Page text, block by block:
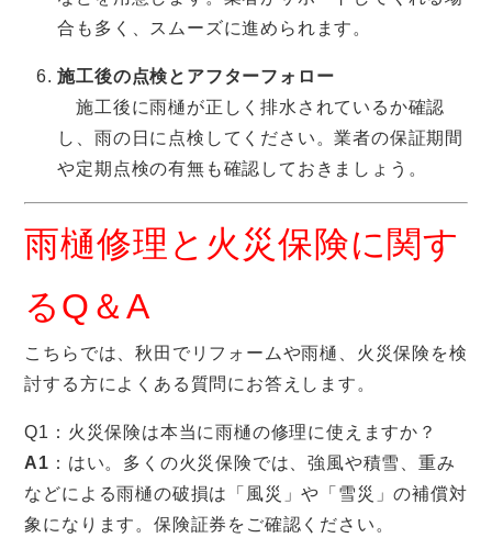
合も多く、スムーズに進められます。
施工後の点検とアフターフォロー
施工後に雨樋が正しく排水されているか確認
し、雨の日に点検してください。業者の保証期間
や定期点検の有無も確認しておきましょう。
雨樋修理と火災保険に関す
るQ＆A
こちらでは、秋田でリフォームや雨樋、火災保険を検
討する方によくある質問にお答えします。
Q1：火災保険は本当に雨樋の修理に使えますか？
A1 ：はい。多くの火災保険では、強風や積雪、重み
などによる雨樋の破損は「風災」や「雪災」の補償対
象になります。保険証券をご確認ください。